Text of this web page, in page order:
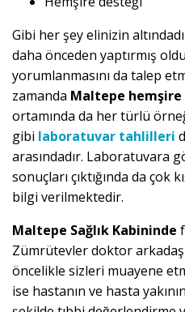
Gibi her şey elinizin
daha önceden yaptırmış
yorumlanmasını da talep
zamanda Maltepe hemşire
ortamında da her türlü
gibi laboratuvar tahlilleri
arasındadır. Laboratuvara
sonuçları çıktığında da çok
bilgi verilmektedir.
Maltepe Sağlık Kabininde
Zümrütevler doktor
öncelikle sizleri muayene
ise hastanın ve hasta